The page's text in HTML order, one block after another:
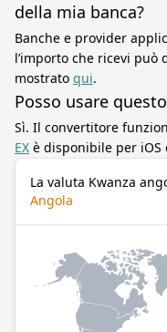
della mia banca?
Banche e provider
l’importo che ricevi
mostrato qui.
Posso usare
Sì. Il convertitore
EX è disponibile per iOS
La valuta Kwanza
Angola